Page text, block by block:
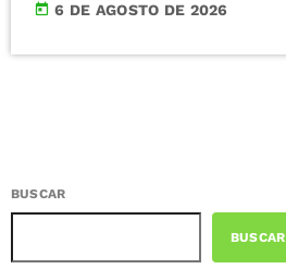
today 6 DE AGOSTO DE 2026
BUSCAR
BUSCAR